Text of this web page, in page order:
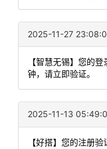
2025-11-27
【智慧无锡】您的
钟，请立即验证。
2025-11-13
【好搭】您的注册